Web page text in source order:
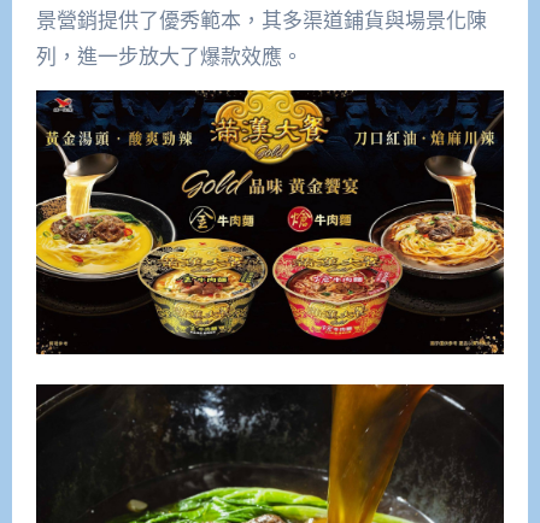
景營銷提供了優秀範本，其多渠道鋪貨與場景化陳
列，進一步放大了爆款效應。